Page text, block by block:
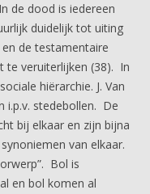
de dood is iedereen
duidelijk tot uiting
de testamentaire
te veruiterlijken (38). In
hiërarchie. J. Van
i.p.v. stedebollen. De
bij elkaar en zijn bijna
van elkaar.
Bol is
en bol komen al